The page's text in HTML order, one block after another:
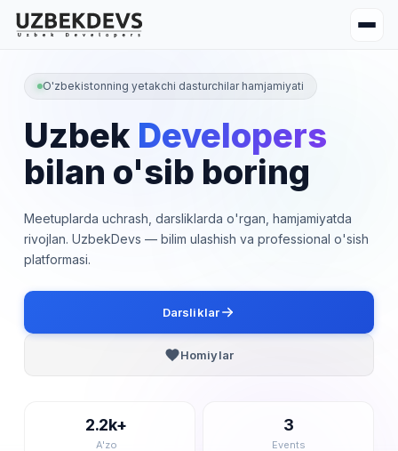
O'zbekistonning yetakchi dasturchilar hamjamiyati
Uzbek Developers
bilan o'sib boring
Meetuplarda uchrash, darsliklarda o'rgan, hamjamiyatda
rivojlan. UzbekDevs — bilim ulashish va professional o'sish
platformasi.
Darsliklar
Homiylar
2.2k+
A'zo
3
Events